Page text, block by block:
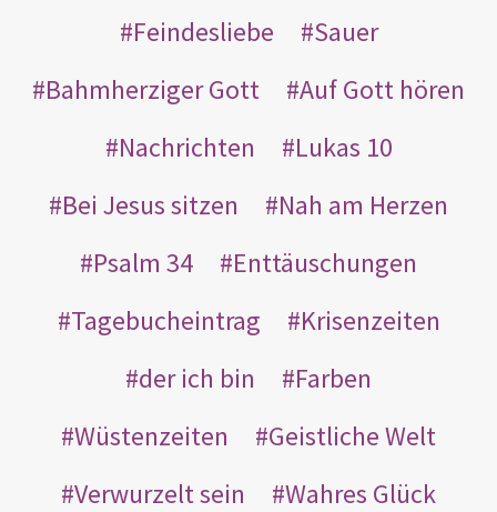
Feindesliebe
Sauer
Bahmherziger Gott
Auf Gott hören
Nachrichten
Lukas 10
Bei Jesus sitzen
Nah am Herzen
Psalm 34
Enttäuschungen
Tagebucheintrag
Krisenzeiten
der ich bin
Farben
Wüstenzeiten
Geistliche Welt
Verwurzelt sein
Wahres Glück